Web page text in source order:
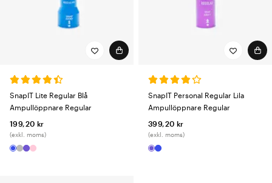
SnapIT Lite Regular Blå
Ampullöppnare Regular
199,20 kr
(exkl. moms)
SnapIT Personal Regular Lila
Ampullöppnare Regular
399,20 kr
(exkl. moms)